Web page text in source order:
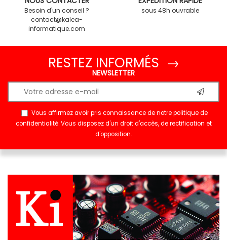
Besoin d'un conseil ?
contact@kalea-
informatique.com
sous 48h ouvrable
RESTEZ INFORMÉS →
NEWSLETTER
Vous affirmez avoir pris connaissance de notrepolitique de
confidentialité. Vous disposez d'un droit d'accès, de rectification et
d'opposition.